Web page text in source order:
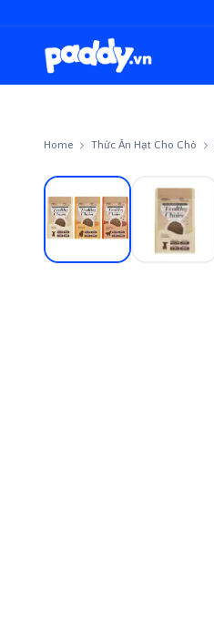
Home Thức Ăn Hạt Cho Chó
On sale